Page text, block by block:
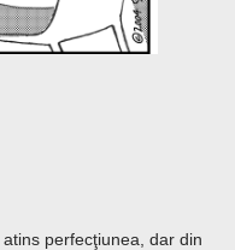
perfecţiunea, dar din